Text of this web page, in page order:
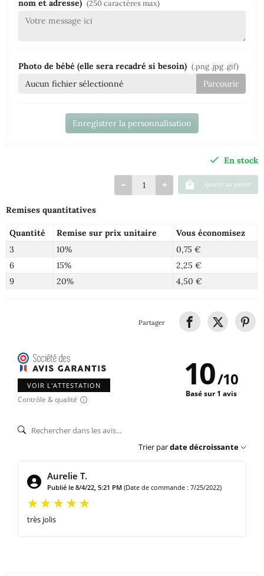
nom et adresse) (250 caractères max)
Photo de bébé (elle sera recadré si besoin) (.png .jpg .gif)
Aucun fichier sélectionné
Enregistrer la personnalisation
En stock
Ajouter au panier
Remises quantitatives
Quantité Remise sur prix unitaire
Vous économisez
3
10%
0,75 €
6
15%
2,25 €
9
20% 4,50 €
Partager
VOIR L'ATTESTATION
Contrôle & qualité
10/10
Basé sur 1 avis
Trier pardate décroissante
Aurelie T.
Publié le 8/4/22, 5:21 PM (Date de commande : 7/25/2022)
très jolis